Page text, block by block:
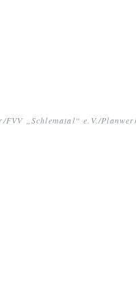
FVV „Schlematal“ e.V./